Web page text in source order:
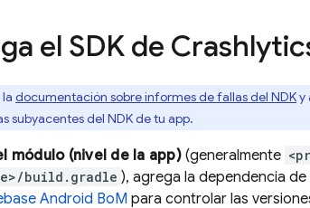
el SDK de
la documentación sobre informes de fallas del NDKy
subyacentes del NDK de tu app.
módulo (nivel de la app)(generalmente
build.gradle ), agrega la dependencia
Android BoM para controlar las